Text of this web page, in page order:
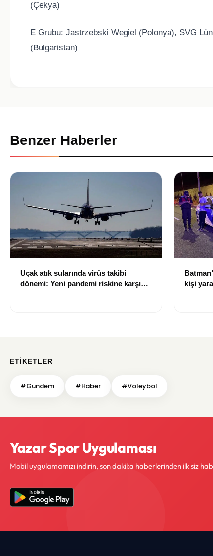
(Çekya)
E Grubu: Jastrzebski Wegiel (Polonya), SVG
(Bulgaristan)
Benzer Haberler
Uçak atık sularında virüs takibi
dönemi: Yeni pandemi riskine karşı
kişi
ETIKETLER
#Gundem #Haber #Voleybol
Yazar Spor Uygulaması
Mobil uygulamamızı indirin, son dakika haberlerinden ilk siz